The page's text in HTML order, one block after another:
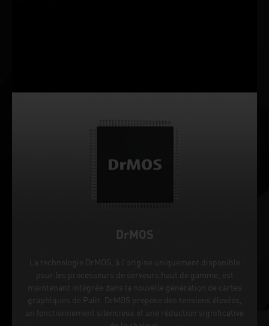
DrMOS
La technologie DrMOS, à l'origine uniquement disponible
pour les processeurs de serveurs haut de gamme, est
maintenant intégrée dans la nouvelle génération de cartes
graphiques de Palit. DrMOS propose des tensions élevées,
un fonctionnement silencieux et une réduction significative